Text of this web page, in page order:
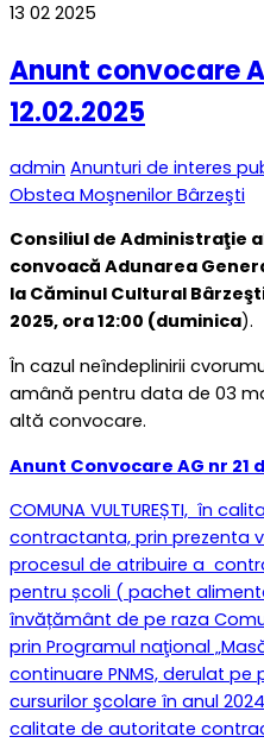
13 02 2025
Anunt convocare
12.02.2025
admin Anunturi de interes
Obstea Moşnenilor Bârzeşti
Consiliul de Administraţie
convoacă Adunarea
la Căminul Cultural
2025, ora 12:00 (duminica).
În cazul neîndeplinirii
amână pentru data de 03
altă convocare.
Anunt Convocare AG nr 21
COMUNA VULTUREȘTI, în
contractanta, prin prezenta
procesul de atribuire a
pentru școli ( pachet
învățământ de pe raza
prin Programul naţional
continuare PNMS, derulat
cursurilor şcolare în anul
calitate de autoritate